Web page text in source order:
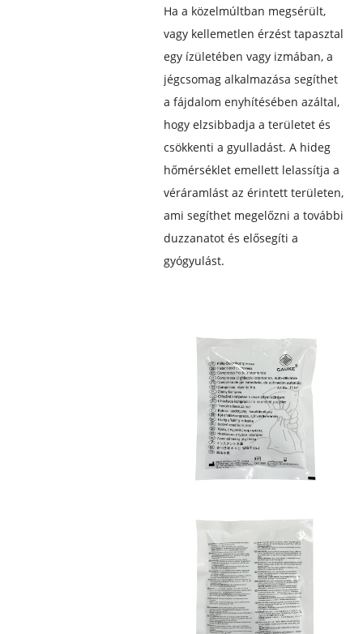
Ha a közelmúltban megsérült,
vagy kellemetlen érzést tapasztal
egy ízületében vagy izmában, a
jégcsomag alkalmazása segíthet
a fájdalom enyhítésében azáltal,
hogy elzsibbadja a területet és
csökkenti a gyulladást. A hideg
hőmérséklet emellett lelassítja a
véráramlást az érintett területen,
ami segíthet megelőzni a további
duzzanatot és elősegíti a
gyógyulást.